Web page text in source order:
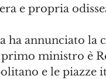
e propria
ha annunciato la
ministro è
e le piazze